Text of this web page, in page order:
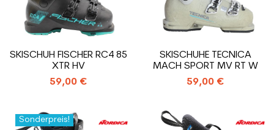
SKISCHUH FISCHER RC4 85
XTR HV
59,00 €
SKISCHUHE TECNICA
MACH SPORT MV RT W
59,00 €
Sonderpreis!